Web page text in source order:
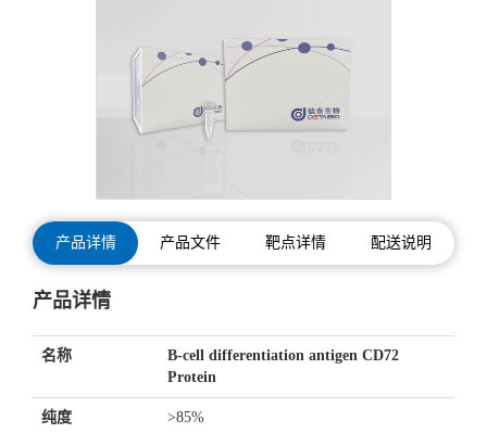
产品详情 产品文件 靶点详情 配送说明
产品详情
名称
B-cell differentiation antigen CD72
Protein
纯度 >85%